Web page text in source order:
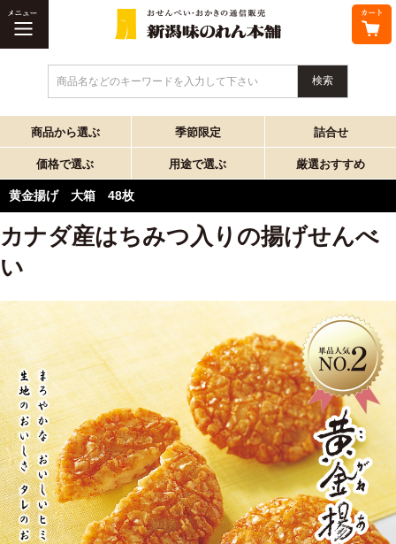
商品名などのキーワードを入力して下さい
商品から選ぶ 季節限定 詰合せ
価格で選ぶ 用途で選ぶ 厳選おすすめ
黄金揚げ 大箱 48枚
カナダ産はちみつ入りの揚げせんべ
い